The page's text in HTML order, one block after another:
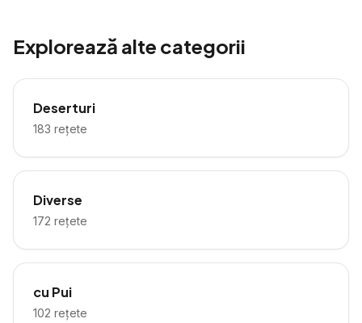
Explorează alte categorii
Deserturi
183 rețete
Diverse
172 rețete
cu Pui
102 rețete